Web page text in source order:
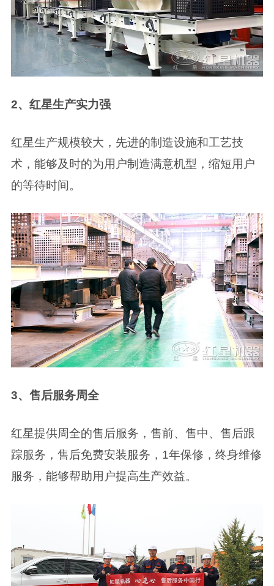
2、红星生产实力强
红星生产规模较大，先进的制造设施和工艺技
术，能够及时的为用户制造满意机型，缩短用户
的等待时间。
3、售后服务周全
红星提供周全的售后服务，售前、售中、售后跟
踪服务，售后免费安装服务，1年保修，终身维修
服务，能够帮助用户提高生产效益。